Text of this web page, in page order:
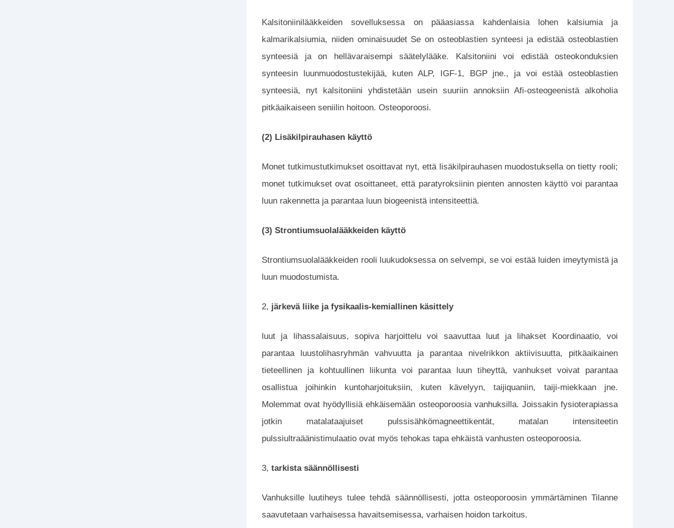
Kalsitoniinilääkkeiden sovelluksessa on pääasiassa kahdenlaisia ​​lohen kalsiumia ja
kalmarikalsiumia, niiden ominaisuudet Se on osteoblastien synteesi ja edistää osteoblastien
synteesiä ja on hellävaraisempi säätelylääke. Kalsitoniini voi edistää osteokonduksien
synteesin luunmuodostustekijää, kuten ALP, IGF-1, BGP jne., ja voi estää osteoblastien
synteesiä, nyt kalsitoniini yhdistetään usein suuriin annoksiin Afi-osteogeenistä alkoholia
pitkäaikaiseen seniilin hoitoon. Osteoporoosi.
(2) Lisäkilpirauhasen käyttö
Monet tutkimustutkimukset osoittavat nyt, että lisäkilpirauhasen muodostuksella on tietty rooli;
monet tutkimukset ovat osoittaneet, että paratyroksiinin pienten annosten käyttö voi parantaa
luun rakennetta ja parantaa luun biogeenistä intensiteettiä.
(3) Strontiumsuolalääkkeiden käyttö
Strontiumsuolalääkkeiden rooli luukudoksessa on selvempi, se voi estää luiden imeytymistä ja
luun muodostumista.
2, järkevä liike ja fysikaalis-kemiallinen käsittely
luut ja lihassalaisuus, sopiva harjoittelu voi saavuttaa luut ja lihakset Koordinaatio, voi
parantaa luustolihasryhmän vahvuutta ja parantaa nivelrikkon aktiivisuutta, pitkäaikainen
tieteellinen ja kohtuullinen liikunta voi parantaa luun tiheyttä, vanhukset voivat parantaa
osallistua joihinkin kuntoharjoituksiin, kuten kävelyyn, taijiquaniin, taiji-miekkaan jne.
Molemmat ovat hyödyllisiä ehkäisemään osteoporoosia vanhuksilla. Joissakin fysioterapiassa
jotkin matalataajuiset pulssisähkömagneettikentät, matalan intensiteetin
pulssiultraäänistimulaatio ovat myös tehokas tapa ehkäistä vanhusten osteoporoosia.
3, tarkista säännöllisesti
Vanhuksille luutiheys tulee tehdä säännöllisesti, jotta osteoporoosin ymmärtäminen Tilanne
saavutetaan varhaisessa havaitsemisessa, varhaisen hoidon tarkoitus.